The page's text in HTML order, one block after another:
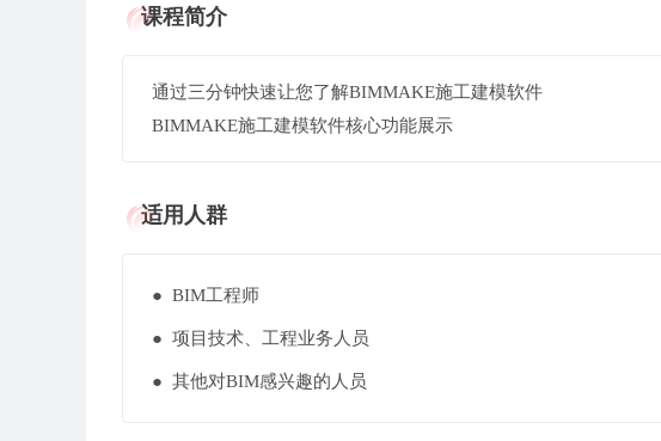
课程简介
通过三分钟快速让您了解BIMMAKE施工建模软件
BIMMAKE施工建模软件核心功能展示
适用人群
● BIM工程师
● 项目技术、工程业务人员
● 其他对BIM感兴趣的人员